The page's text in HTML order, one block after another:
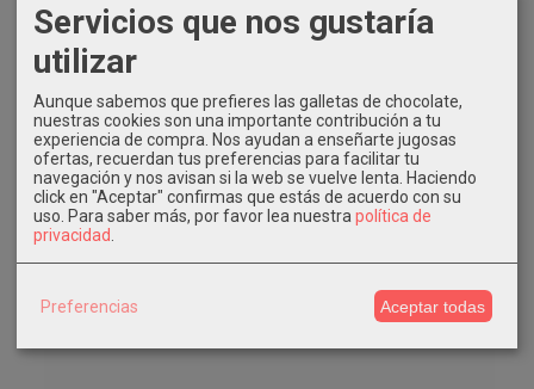
REDES SOCIALES
Twitter
Instagram
Facebook
Servicios que nos gustaría
utilizar
Aunque sabemos que prefieres las galletas de chocolate,
nuestras cookies son una importante contribución a tu
experiencia de compra. Nos ayudan a enseñarte jugosas
ofertas, recuerdan tus preferencias para facilitar tu
navegación y nos avisan si la web se vuelve lenta. Haciendo
click en "Aceptar" confirmas que estás de acuerdo con su
uso. Para saber más, por favor lea nuestra política de
privacidad
Preferencias Aceptar todas